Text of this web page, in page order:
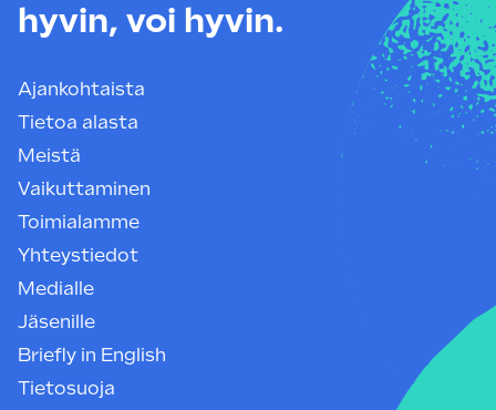
hyvin, voi hyvin.
Ajankohtaista
Tietoa alasta
Meistä
Vaikuttaminen
Toimialamme
Yhteystiedot
Medialle
Jäsenille
Briefly in English
Tietosuoja